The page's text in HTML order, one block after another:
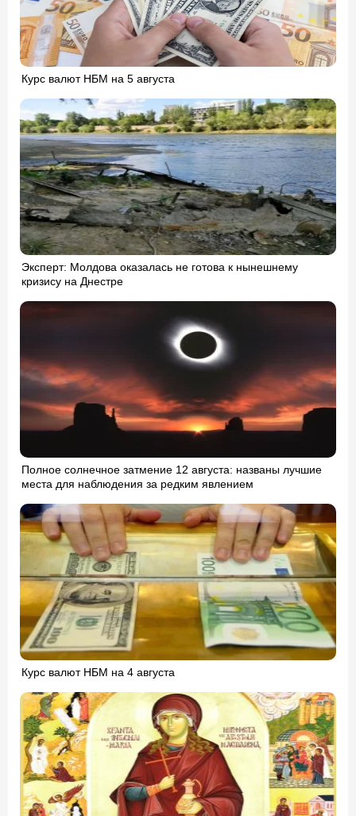
Курс валют НБМ на 5 августа
Эксперт: Молдова оказалась не готова к нынешнему
кризису на Днестре
Полное солнечное затмение 12 августа: названы лучшие
места для наблюдения за редким явлением
Курс валют НБМ на 4 августа